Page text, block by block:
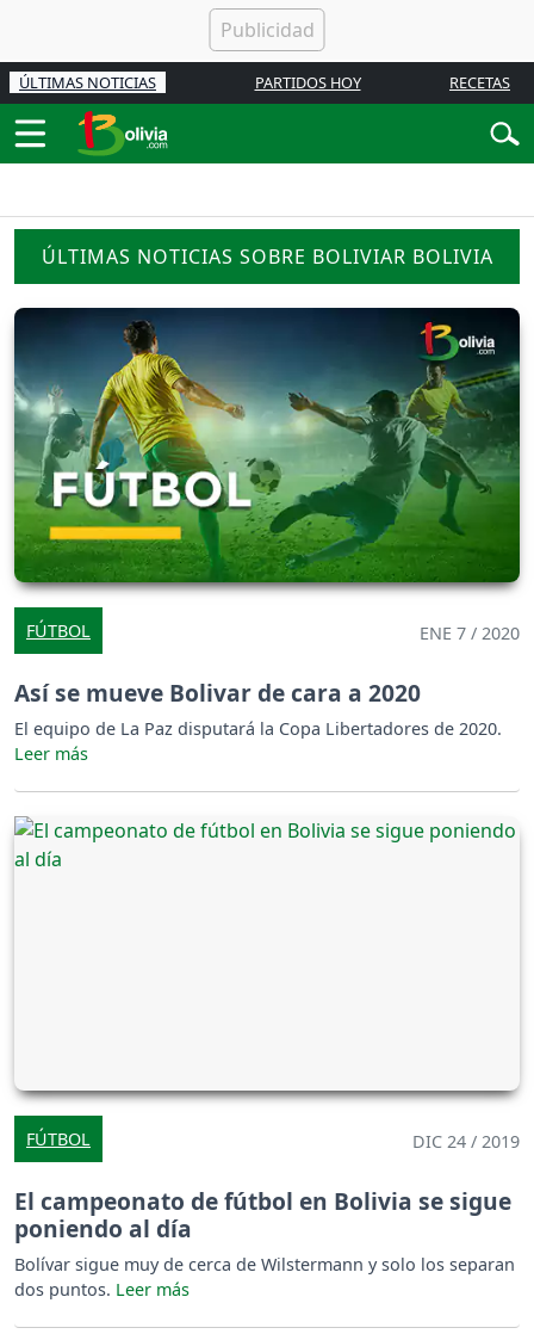
ÚLTIMAS NOTICIAS PARTIDOS HOY RECETAS
ÚLTIMAS NOTICIAS SOBRE BOLIVIAR BOLIVIA
FÚTBOL ENE 7 / 2020
Así se mueve Bolivar de cara a 2020
El equipo de La Paz disputará la Copa Libertadores de 2020.
FÚTBOL DIC 24 / 2019
El campeonato de fútbol en Bolivia se sigue
poniendo al día
Bolívar sigue muy de cerca de Wilstermann y solo los separan
dos puntos.